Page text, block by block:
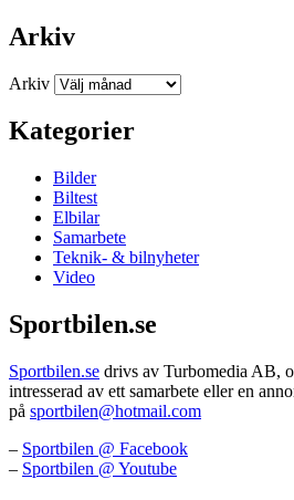
Arkiv
Arkiv
Kategorier
Bilder
Biltest
Elbilar
Samarbete
Teknik- & bilnyheter
Video
Sportbilen.se
Sportbilen.se drivs av Turbomedia AB,
intresserad av ett samarbete eller en
på sportbilen@hotmail.com
– Sportbilen @ Facebook
– Sportbilen @ Youtube